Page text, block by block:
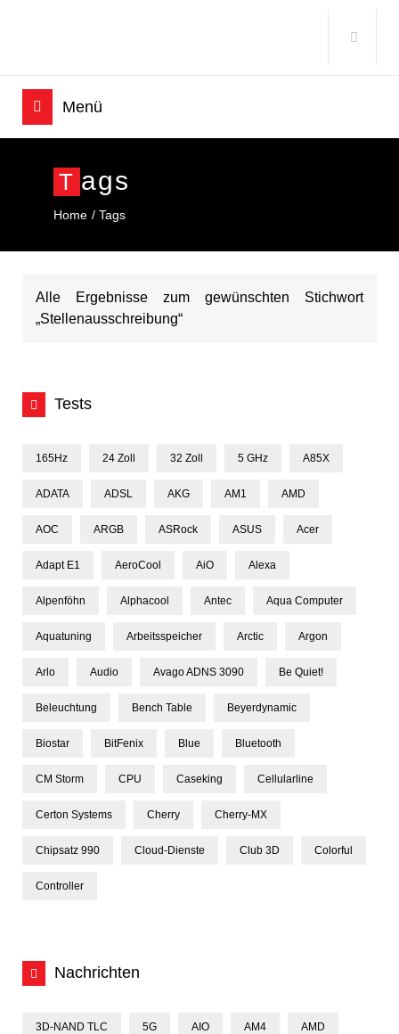
T Ags
Home Tags
Alle Ergebnisse zum gewünschten Stichwort
„Stellenausschreibung“
Tests
165Hz 24 Zoll 32 Zoll 5 GHz A85X
ADATA ADSL AKG AM1 AMD
AOC ARGB ASRock ASUS Acer
Adapt E1 AeroCool AiO Alexa
Alpenföhn Alphacool Antec Aqua Computer
Aquatuning Arbeitsspeicher Arctic Argon
Arlo Audio Avago ADNS 3090 Be Quiet!
Beleuchtung Bench Table Beyerdynamic
Biostar BitFenix Blue Bluetooth
CM Storm CPU Caseking Cellularline
Certon Systems Cherry Cherry-MX
Chipsatz 990 Cloud-Dienste Club 3D Colorful
Controller
Nachrichten
3D-NAND TLC 5G AIO AM4 AMD